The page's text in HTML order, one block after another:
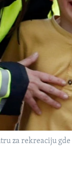
za rekreaciju